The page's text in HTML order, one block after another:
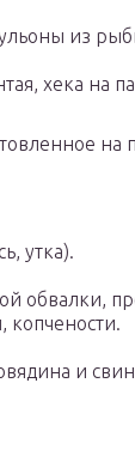
из
хека на
на
утка).
обвалки,
копчености.
и